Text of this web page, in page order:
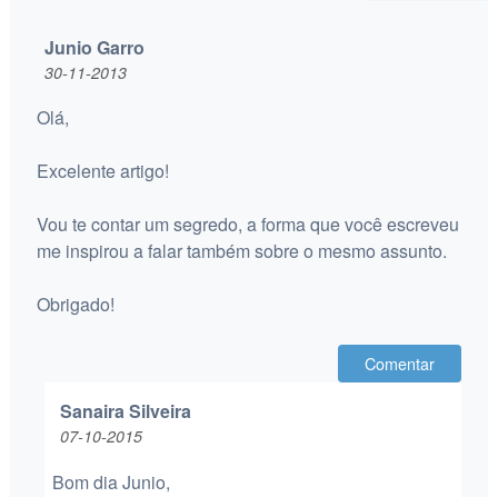
Junio Garro
30-11-2013
Olá,
Excelente artigo!
Vou te contar um segredo, a forma que você escreveu
me inspirou a falar também sobre o mesmo assunto.
Obrigado!
Comentar
Sanaira Silveira
07-10-2015
Bom dia Junio,